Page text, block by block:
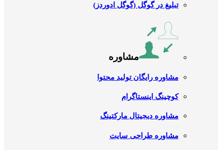
تبلیغ در گوگل (گوگل ادوردز)
مشاوره
مشاوره رایگان تولید محتوا
کوچینگ اینستاگرام
مشاوره دیجیتال مارکتینگ
مشاوره طراحی سایت